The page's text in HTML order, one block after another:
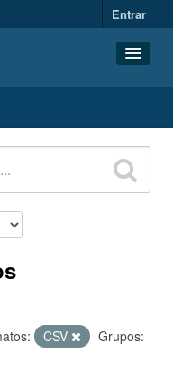
Entrar
CSV
Grupos: